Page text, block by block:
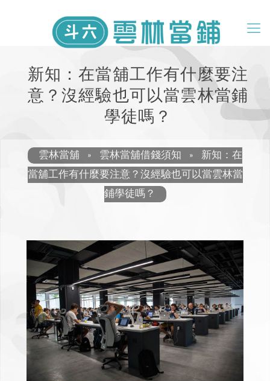
新知：在當舖工作有什麼要注
意？沒經驗也可以當雲林當鋪
學徒嗎？
雲林當舖 » 雲林當舖借錢須知 »
新知：在
當舖工作有什麼要注意？沒經驗也可以當雲林當
鋪學徒嗎？